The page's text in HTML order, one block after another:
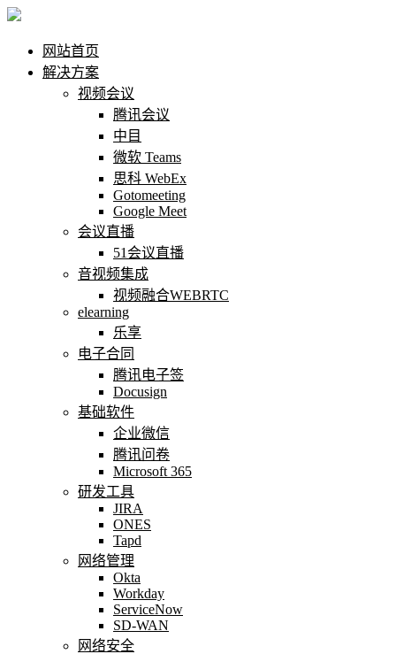
网站首页
解决方案
视频会议
腾讯会议
中目
微软 Teams
思科 WebEx
Gotomeeting
Google Meet
会议直播
51会议直播
音视频集成
视频融合WEBRTC
elearning
乐享
电子合同
腾讯电子签
Docusign
基础软件
企业微信
腾讯问卷
Microsoft 365
研发工具
JIRA
ONES
Tapd
网络管理
Okta
Workday
ServiceNow
SD-WAN
网络安全